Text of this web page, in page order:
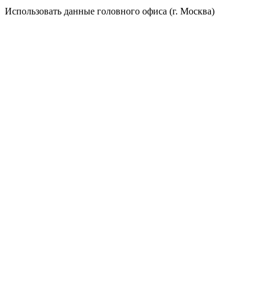
Использовать данные головного офиса (г. Москва)